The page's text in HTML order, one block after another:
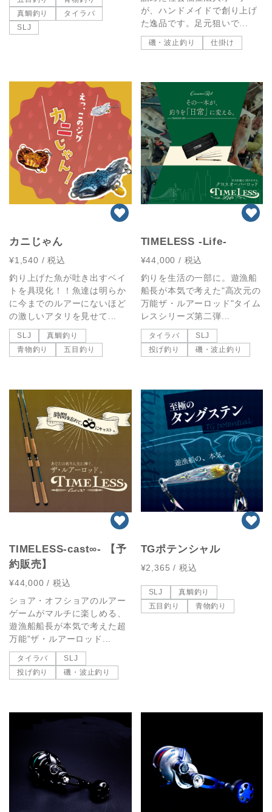
真鯛釣り
タイラバ
SLJ
が、ハンドメイドで創り上げ
た逸品です。足元狙いで...
磯・波止釣り 仕掛け
カニじゃん
¥1,540 / 税込
釣り上げた魚が吐き出すベイ
トを具現化！！魚達は明らか
に今までのルアーにないほど
の激しいアタリを見せて...
SLJ
真鯛釣り
青物釣り
五目釣り
TIMELESS -Life-
¥44,000 / 税込
釣りを生活の一部に。遊漁船
船長が本気で考えた"高次元の
万能ザ・ルアーロッド"タイム
レスシリーズ第二弾...
タイラバ
SLJ
投げ釣り
磯・波止釣り
TIMELESS-cast∞- 【予
約販売】
¥44,000 / 税込
ショア・オフショアのルアー
ゲームがマルチに楽しめる、
遊漁船船長が本気で考えた超
万能”ザ・ルアーロッド...
タイラバ
SLJ
投げ釣り
磯・波止釣り
TGポテンシャル
¥2,365 / 税込
SLJ
真鯛釣り
五目釣り
青物釣り